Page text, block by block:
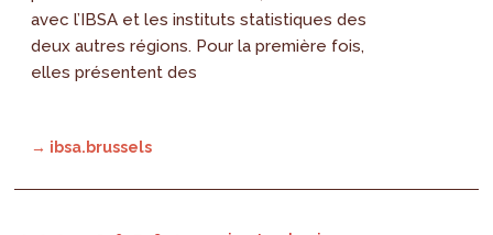
avec l’IBSA et les instituts statistiques des
deux autres régions. Pour la première fois,
elles présentent des
→ ibsa.brussels